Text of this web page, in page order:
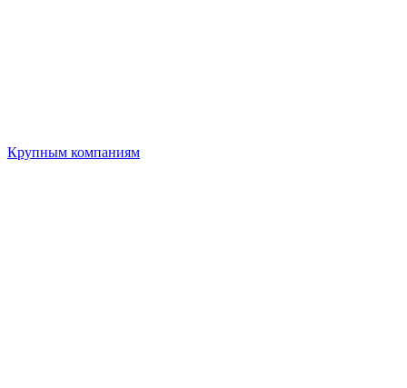
Крупным компаниям